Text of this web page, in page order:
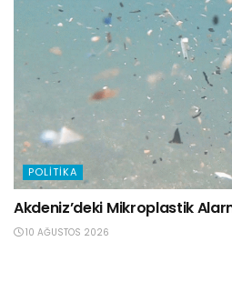
POLITIKA
Akdeniz’deki Mikroplastik
10 AĞUSTOS 2026